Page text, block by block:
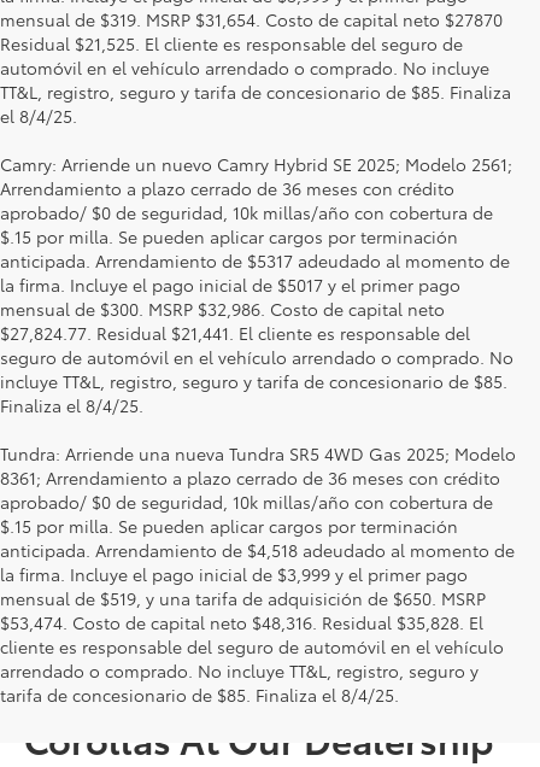
mensual de $319. MSRP $31,654. Costo de capital neto $27870
Residual $21,525. El cliente es responsable del seguro de
automóvil en el vehículo arrendado o comprado. No incluye
TT&L, registro, seguro y tarifa de concesionario de $85. Finaliza
el 8/4/25.
Camry: Arriende un nuevo Camry Hybrid SE 2025; Modelo 2561;
Arrendamiento a plazo cerrado de 36 meses con crédito
aprobado/ $0 de seguridad, 10k millas/año con cobertura de
$.15 por milla. Se pueden aplicar cargos por terminación
anticipada. Arrendamiento de $5317 adeudado al momento de
la firma. Incluye el pago inicial de $5017 y el primer pago
mensual de $300. MSRP $32,986. Costo de capital neto
$27,824.77. Residual $21,441. El cliente es responsable del
seguro de automóvil en el vehículo arrendado o comprado. No
incluye TT&L, registro, seguro y tarifa de concesionario de $85.
Finaliza el 8/4/25.
Tundra: Arriende una nueva Tundra SR5 4WD Gas 2025; Modelo
8361; Arrendamiento a plazo cerrado de 36 meses con crédito
aprobado/ $0 de seguridad, 10k millas/año con cobertura de
$.15 por milla. Se pueden aplicar cargos por terminación
anticipada. Arrendamiento de $4,518 adeudado al momento de
la firma. Incluye el pago inicial de $3,999 y el primer pago
mensual de $519, y una tarifa de adquisición de $650. MSRP
$53,474. Costo de capital neto $48,316. Residual $35,828. El
cliente es responsable del seguro de automóvil en el vehículo
arrendado o comprado. No incluye TT&L, registro, seguro y
tarifa de concesionario de $85. Finaliza el 8/4/25.
Shop For New Toyota GR
Corollas At Our Dealership